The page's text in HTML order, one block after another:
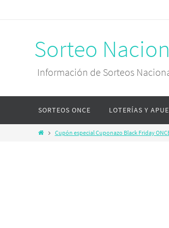
Sorteo
Información de Sorteos
SORTEOS ONCE LOTERÍAS Y
Cupón especial Cuponazo Black Friday